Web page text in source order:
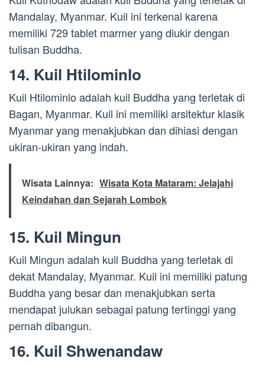
Mandalay, Myanmar. Kuil ini terkenal karena
memiliki 729 tablet marmer yang diukir dengan
tulisan Buddha.
14. Kuil Htilominlo
Kuil Htilominlo adalah kuil Buddha yang terletak di
Bagan, Myanmar. Kuil ini memiliki arsitektur klasik
Myanmar yang menakjubkan dan dihiasi dengan
ukiran-ukiran yang indah.
Wisata Lainnya: Wisata Kota Mataram: Jelajahi
Keindahan dan Sejarah Lombok
15. Kuil Mingun
Kuil Mingun adalah kuil Buddha yang terletak di
dekat Mandalay, Myanmar. Kuil ini memiliki patung
Buddha yang besar dan menakjubkan serta
mendapat julukan sebagai patung tertinggi yang
pernah dibangun.
16. Kuil Shwenandaw